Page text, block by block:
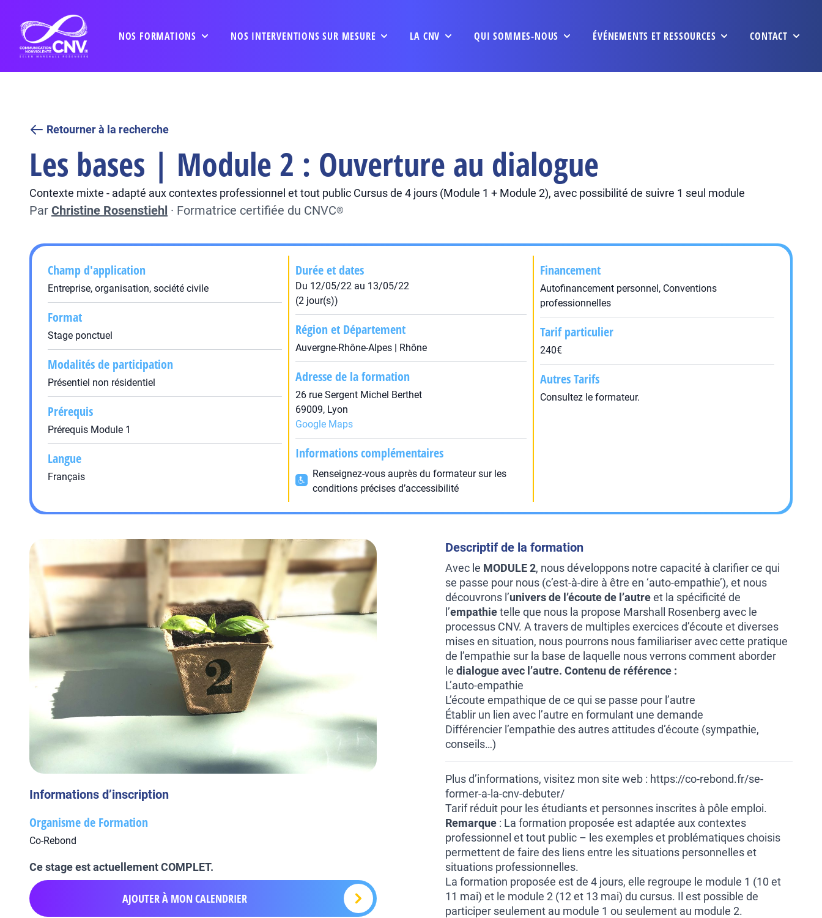
NOS FORMATIONS NOS INTERVENTIONS SUR MESURE LA CNV QUI SOMMES-NOUS ÉVÉNEMENTS ET RESSOURCES CONTACT
Retourner à la recherche
Les bases | Module 2 : Ouverture au dialogue
Contexte mixte - adapté aux contextes professionnel et tout public Cursus de 4 jours (Module 1 + Module 2), avec possibilité de suivre 1 seul module
Par Christine Rosenstiehl · Formatrice certifiée du CNVC®
Champ d'application
Entreprise, organisation, société civile
Format
Stage ponctuel
Modalités de participation
Présentiel non résidentiel
Prérequis
Prérequis Module 1
Langue
Français
Durée et dates
Du 12/05/22 au 13/05/22
(2 jour(s))
Région et Département
Auvergne-Rhône-Alpes | Rhône
Adresse de la formation
26 rue Sergent Michel Berthet
69009, Lyon
Google Maps
Informations complémentaires
Renseignez-vous auprès du formateur sur les
conditions précises d’accessibilité
Financement
Autofinancement personnel, Conventions
professionnelles
Tarif particulier
240€
Autres Tarifs
Consultez le formateur.
Informations d’inscription
Organisme de Formation
Co-Rebond
Ce stage est actuellement COMPLET.
AJOUTER À MON CALENDRIER
Descriptif de la formation
Avec le MODULE 2, nous développons notre capacité à clarifier ce qui
se passe pour nous (c’est-à-dire à être en ‘auto-empathie’), et nous
découvrons l’univers de l’écoute de l’autreet la spécificité de
l’empathietelle que nous la propose Marshall Rosenberg avec le
processus CNV. A travers de multiples exercices d’écoute et diverses
mises en situation, nous pourrons nous familiariser avec cette pratique
de l’empathie sur la base de laquelle nous verrons comment aborder
le dialogue avec l’autre. Contenu de référence :
L’auto-empathie
L’écoute empathique de ce qui se passe pour l’autre
Établir un lien avec l’autre en formulant une demande
Différencier l’empathie des autres attitudes d’écoute (sympathie,
conseils…)
Plus d’informations, visitez mon site web : https://co-rebond.fr/se-
former-a-la-cnv-debuter/
Tarif réduit pour les étudiants et personnes inscrites à pôle emploi.
Remarque : La formation proposée est adaptée aux contextes
professionnel et tout public – les exemples et problématiques choisis
permettent de faire des liens entre les situations personnelles et
situations professionnelles.
La formation proposée est de 4 jours, elle regroupe le module 1 (10 et
11 mai) et le module 2 (12 et 13 mai) du cursus. Il est possible de
participer seulement au module 1 ou seulement au module 2.